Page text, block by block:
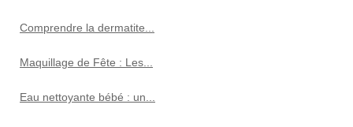
Comprendre la dermatite...
Maquillage de Fête : Les...
Eau nettoyante bébé : un...